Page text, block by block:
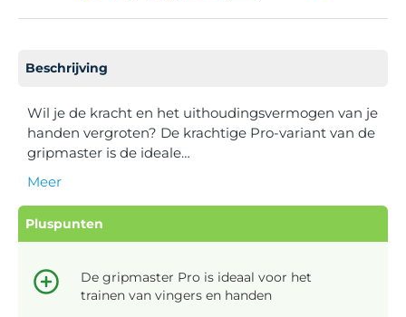
Beschrijving
Wil je de kracht en het uithoudingsvermogen van je
handen vergroten? De krachtige Pro-variant van de
gripmaster is de ideale…
Meer
Pluspunten
De gripmaster Pro is ideaal voor het
trainen van vingers en handen